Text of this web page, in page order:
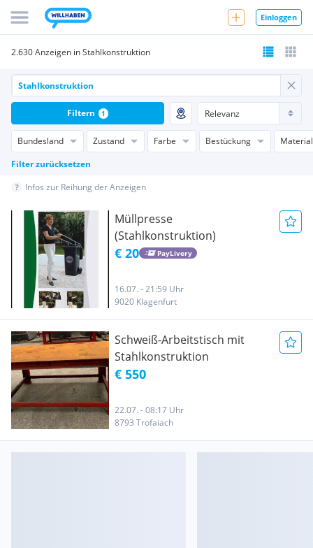
Einloggen
2.630 Anzeigen in Stahlkonstruktion
Bundesland Zustand Farbe Bestückung
Material
Filter zurücksetzen
Filtern 1
Infos zur Reihung der Anzeigen
Müllpresse
(Stahlkonstruktion)
€ 20 PayLivery
16.07. - 21:59 Uhr
9020 Klagenfurt
Schweiß-Arbeitstisch mit
Stahlkonstruktion
€ 550
22.07. - 08:17 Uhr
8793 Trofaiach